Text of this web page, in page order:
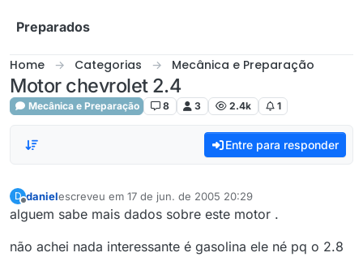
Preparados
Home Categorias Mecânica e Preparação
Motor chevrolet 2.4
Mecânica e Preparação 8 3 2.4k 1
Entre para responder
D danielescreveu em 17 de jun. de 2005 20:29
última edição por
alguem sabe mais dados sobre este motor .
não achei nada interessante é gasolina ele né pq o 2.8